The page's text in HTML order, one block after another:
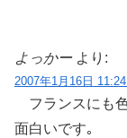
よっかー より:
2007年1月16日
フランスにも
面白いです｡